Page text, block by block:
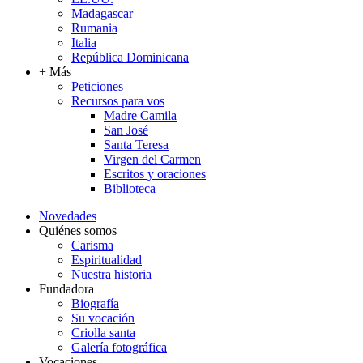
Madagascar
Rumania
Italia
República Dominicana
+ Más
Peticiones
Recursos para vos
Madre Camila
San José
Santa Teresa
Virgen del Carmen
Escritos y oraciones
Biblioteca
Novedades
Quiénes somos
Carisma
Espiritualidad
Nuestra historia
Fundadora
Biografía
Su vocación
Criolla santa
Galería fotográfica